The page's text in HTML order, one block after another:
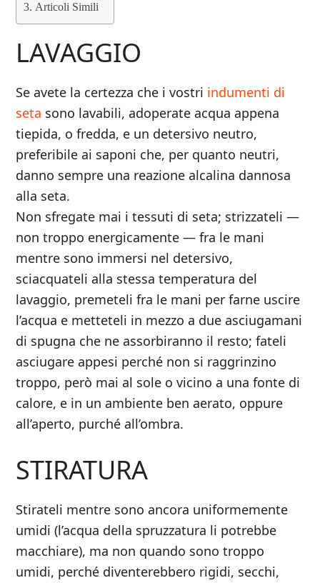
Articoli Simili
LAVAGGIO
Se avete la certezza che i vostri indumenti di
seta sono lavabili, adoperate acqua appena
tiepida, o fredda, e un detersivo neutro,
preferibile ai saponi che, per quanto neutri,
danno sempre una reazione alcalina dannosa
alla seta.
Non sfregate mai i tessuti di seta; strizzateli —
non troppo energicamente — fra le mani
mentre sono immersi nel detersivo,
sciacquateli alla stessa temperatura del
lavaggio, premeteli fra le mani per farne uscire
l’acqua e metteteli in mezzo a due asciugamani
di spugna che ne assorbiranno il resto; fateli
asciugare appesi perché non si raggrinzino
troppo, però mai al sole o vicino a una fonte di
calore, e in un ambiente ben aerato, oppure
all’aperto, purché all’ombra.
STIRATURA
Stirateli mentre sono ancora uniformemente
umidi (l’acqua della spruzzatura li potrebbe
macchiare), ma non quando sono troppo
umidi, perché diventerebbero rigidi, secchi,